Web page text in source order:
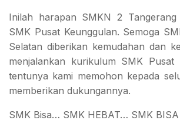
Inilah harapan SMKN 2 Tangerang
SMK Pusat Keunggulan. Semoga
Selatan diberikan kemudahan dan
menjalankan kurikulum SMK Pusat
tentunya kami memohon kepada
memberikan dukungannya.
SMK Bisa… SMK HEBAT… SMK